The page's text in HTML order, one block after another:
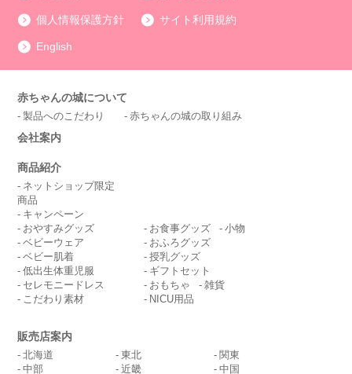
個人情報保護方針 サイト利用規約
English
赤ちゃんの城について
製品へのこだわり 赤ちゃんの城の取り組み
会社案内
商品紹介
ネットショップ限定
商品
キャンペーン
おやすみグッズ
ベビーウェア
ベビー肌着
低出生体重児服
セレモニードレス
こだわり素材
お食事グッズ
小物
おふろグッズ
授乳グッズ
ギフトセット
おもちゃ
雑貨
NICU用品
販売店案内
北海道 東北
関東
中部
近畿 中国